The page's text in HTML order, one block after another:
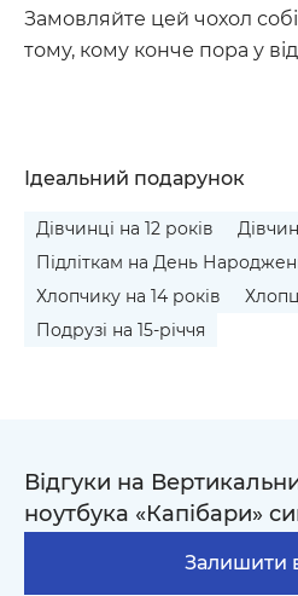
Замовляйте цей чохол
тому, кому конче пора у
Ідеальний подарунок
Дівчинці на 12 років
Підліткам на День
Хлопчику на 14 років
Подрузі на 15-річчя
Відгуки на
ноутбука «Капібари»
Залишити